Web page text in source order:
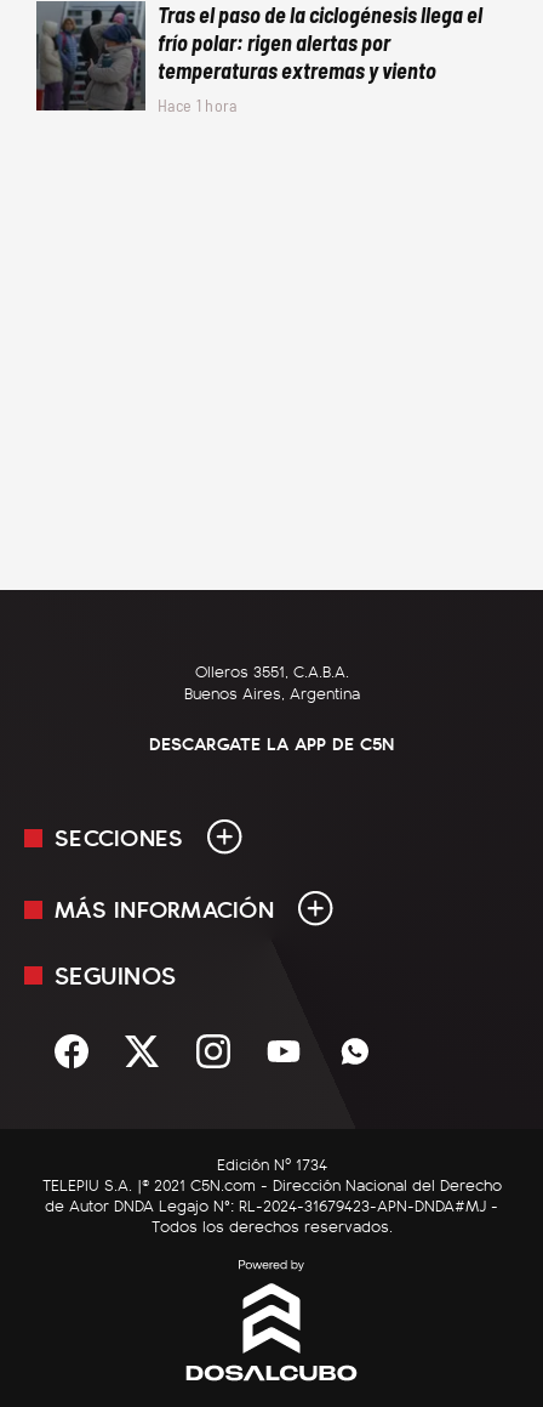
Tras el paso de la ciclogénesis llega el
frío polar: rigen alertas por
temperaturas extremas y viento
Hace 1 hora
Olleros 3551, C.A.B.A.
Buenos Aires, Argentina
DESCARGATE LA APP DE C5N
SECCIONES
En Vivo
Sociedad
C5N Autos
RatingCero
MÁS INFORMACIÓN
Mediakit
Términos y condiciones
SEGUINOS
Edición Nº 1734
TELEPIU S.A. |© 2021 C5N.com - Dirección Nacional del Derecho
de Autor DNDA Legajo N°: RL-2024-31679423-APN-DNDA#MJ -
Todos los derechos reservados.